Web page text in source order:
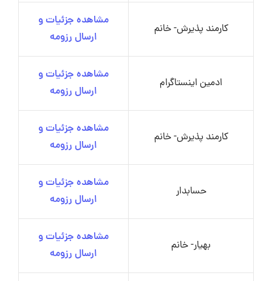
کارمند پذیرش- خانم
مشاهده جزئیات و
ارسال رزومه
ادمین اینستاگرام
مشاهده جزئیات و
ارسال رزومه
کارمند پذیرش- خانم
مشاهده جزئیات و
ارسال رزومه
حسابدار
مشاهده جزئیات و
ارسال رزومه
بهیار- خانم
مشاهده جزئیات و
ارسال رزومه